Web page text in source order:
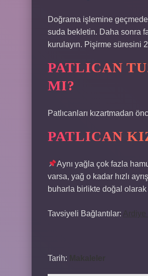
Doğrama işlemine
suda bekletin. Daha sonra
kurulayın. Pişirme süresini
PATLICAN
MI?
Patlıcanları kızartmadan
PATLICAN
Aynı yağla çok fazla
varsa, yağ o kadar hızlı
buharla birlikte doğal olarak
Tavsiyeli Bağlantılar:
Tarih: Makaleler